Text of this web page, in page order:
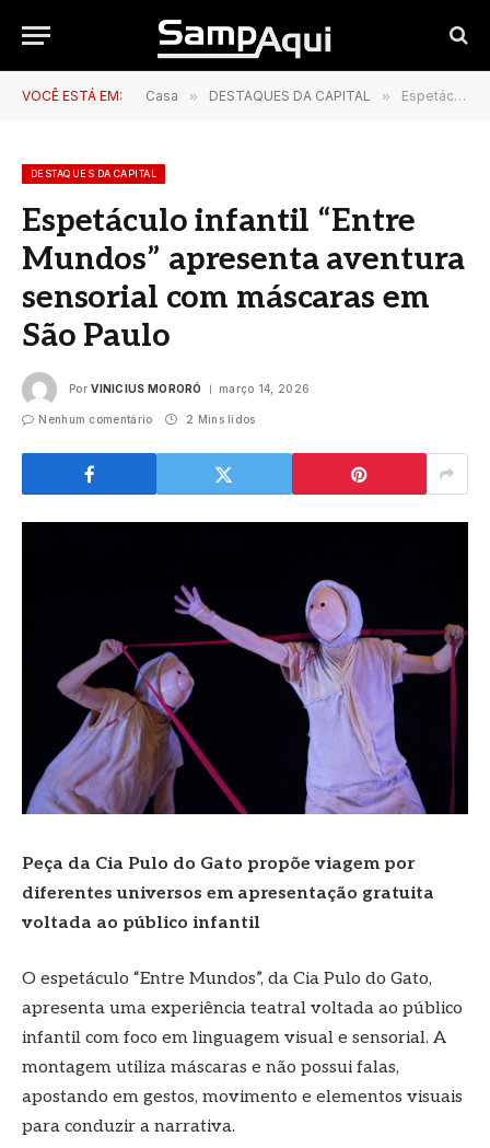
VOCÊ ESTÁ EM: Casa » DESTAQUES DA CAPITAL » Espetáculo infantil “Entre Mundos” apresenta aventura sensorial com máscaras em São Paulo
DESTAQUES DA CAPITAL
Espetáculo infantil “Entre
Mundos” apresenta aventura
sensorial com máscaras em
São Paulo
Por VINICIUS MORORÓ março 14, 2026
Nenhum comentário 2 Mins lidos
Peça da Cia Pulo do Gato propõe viagem por
diferentes universos em apresentação gratuita
voltada ao público infantil
O espetáculo “Entre Mundos”, da Cia Pulo do Gato,
apresenta uma experiência teatral voltada ao público
infantil com foco em linguagem visual e sensorial. A
montagem utiliza máscaras e não possui falas,
apostando em gestos, movimento e elementos visuais
para conduzir a narrativa.